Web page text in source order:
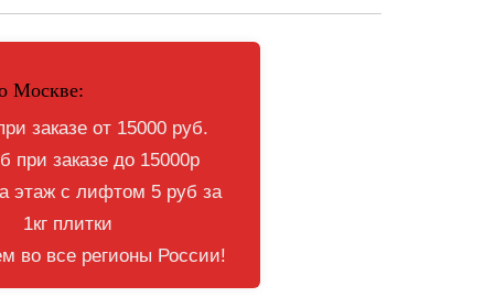
Москве:
заказе от 15000 руб.
при заказе до 15000р
этаж с лифтом 5 руб за
1кг плитки
во все регионы России!